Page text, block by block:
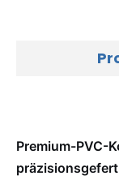
Premium-PVC-